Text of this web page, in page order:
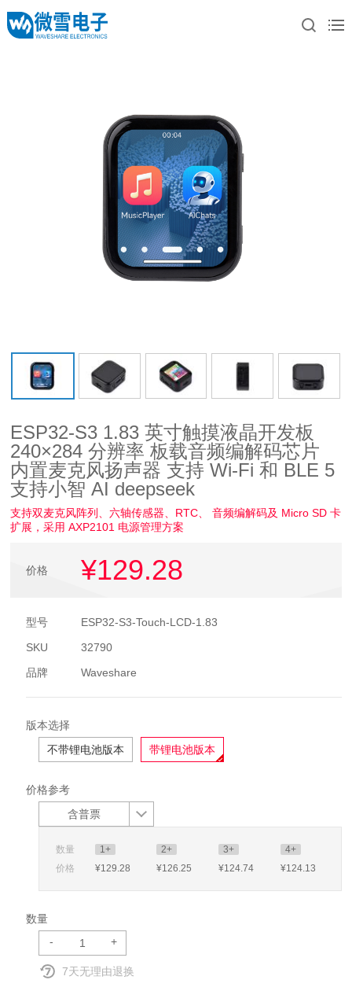
ESP32-S3 1.83 英寸触摸液晶开发板
240×284 分辨率 板载音频编解码芯片
内置麦克风扬声器 支持 Wi-Fi 和 BLE 5
支持小智 AI deepseek
支持双麦克风阵列、六轴传感器、RTC、 音频编解码及 Micro SD 卡
扩展，采用 AXP2101 电源管理方案
价格 ¥129.28
型号
ESP32-S3-Touch-LCD-1.83
SKU
32790
品牌
Waveshare
版本选择
不带锂电池版本
带锂电池版本
价格参考
含普票
数量 1+ 2+ 3+
4+
价格
¥129.28 ¥126.25 ¥124.74 ¥124.13
数量
-
+
7天无理由退换